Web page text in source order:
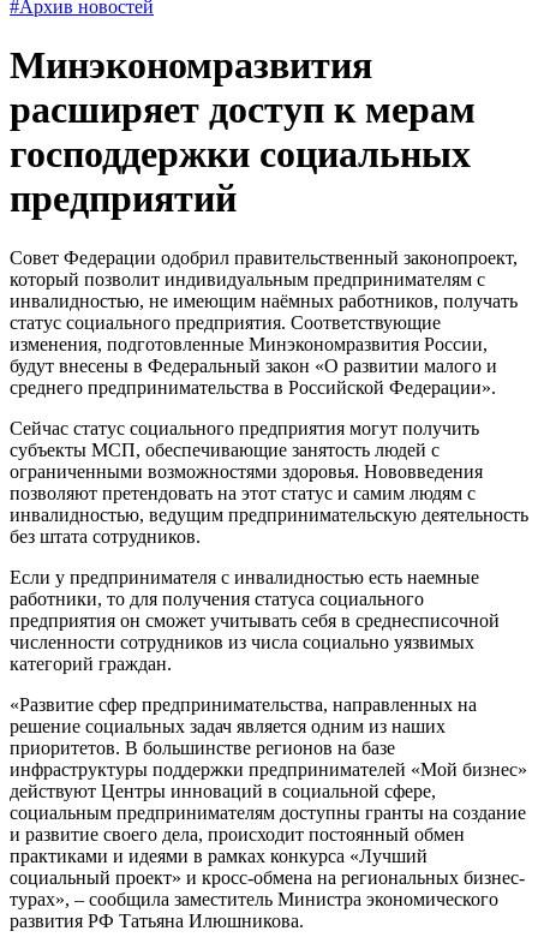
#Архив новостей
Минэкономразвития
расширяет доступ к мерам
господдержки социальных
предприятий
Совет Федерации одобрил правительственный законопроект,
который позволит индивидуальным предпринимателям с
инвалидностью, не имеющим наёмных работников, получать
статус социального предприятия. Соответствующие
изменения, подготовленные Минэкономразвития России,
будут внесены в Федеральный закон «О развитии малого и
среднего предпринимательства в Российской Федерации».
Сейчас статус социального предприятия могут получить
субъекты МСП, обеспечивающие занятость людей с
ограниченными возможностями здоровья. Нововведения
позволяют претендовать на этот статус и самим людям с
инвалидностью, ведущим предпринимательскую деятельность
без штата сотрудников.
Если у предпринимателя с инвалидностью есть наемные
работники, то для получения статуса социального
предприятия он сможет учитывать себя в среднесписочной
численности сотрудников из числа социально уязвимых
категорий граждан.
«Развитие сфер предпринимательства, направленных на
решение социальных задач является одним из наших
приоритетов. В большинстве регионов на базе
инфраструктуры поддержки предпринимателей «Мой бизнес»
действуют Центры инноваций в социальной сфере,
социальным предпринимателям доступны гранты на создание
и развитие своего дела, происходит постоянный обмен
практиками и идеями в рамках конкурса «Лучший
социальный проект» и кросс-обмена на региональных бизнес-
турах», – сообщила заместитель Министра экономического
развития РФ Татьяна Илюшникова.